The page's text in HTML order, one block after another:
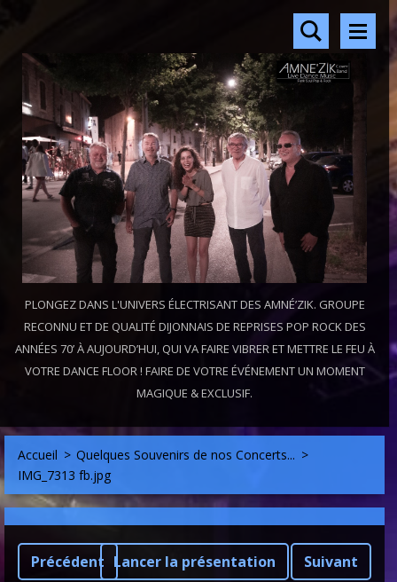
PLONGEZ DANS L'UNIVERS ÉLECTRISANT DES AMNÉ’ZIK. GROUPE
RECONNU ET DE QUALITÉ DIJONNAIS DE REPRISES POP ROCK DES
ANNÉES 70’ À AUJOURD’HUI, QUI VA FAIRE VIBRER ET METTRE LE FEU À
VOTRE DANCE FLOOR ! FAIRE DE VOTRE ÉVÉNEMENT UN MOMENT
MAGIQUE & EXCLUSIF.
Accueil > Quelques Souvenirs de nos Concerts... >
IMG_7313 fb.jpg
Précédent Lancer la présentation Suivant